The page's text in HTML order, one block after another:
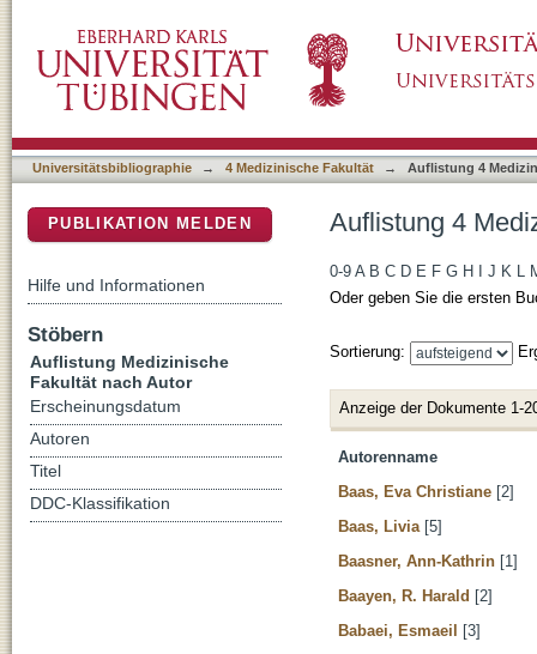
Universitätsbibliographie → 4 Medizinische Fakultät → Auflistung 4
Auflistung 4
0-9 A B C D E F G H J K L
Oder geben Sie die ersten
Sortierung:
Anzeige der Dokumente 1-
Autorenname
Baas, Eva Christiane [2]
Baas, Livia [5]
Baasner, Ann-Kathrin [1]
Baayen, R. Harald [2]
Babaei, Esmaeil [3]
PUBLIKATION MELDEN
Hilfe und Informationen
Stöbern
Auflistung Medizinische
Fakultät nach Autor
Erscheinungsdatum
Autoren
Titel
DDC-Klassifikation